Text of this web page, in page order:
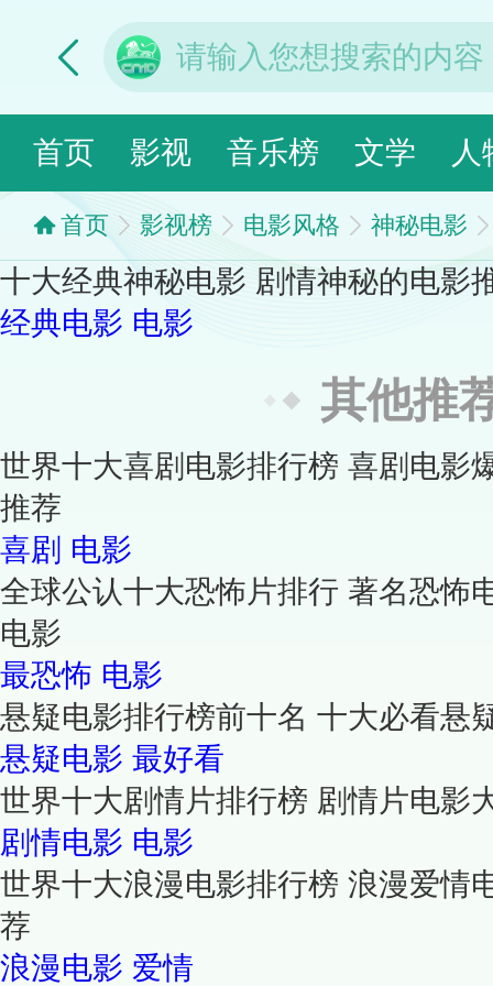
首页 影视 音乐榜 文学 人
首页 影视榜 电影风格 神秘电影
十大经典神秘电影 剧情神秘的电影
经典电影 电影
其他推
世界十大喜剧电影排行榜 喜剧电影
推荐
喜剧 电影
全球公认十大恐怖片排行 著名恐怖
电影
最恐怖 电影
悬疑电影排行榜前十名 十大必看悬
悬疑电影 最好看
世界十大剧情片排行榜 剧情片电影
剧情电影 电影
世界十大浪漫电影排行榜 浪漫爱情
荐
浪漫电影 爱情